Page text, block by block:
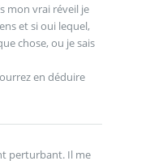
mon vrai réveil je
et si oui lequel,
chose, ou je sais
en déduire
perturbant. Il me